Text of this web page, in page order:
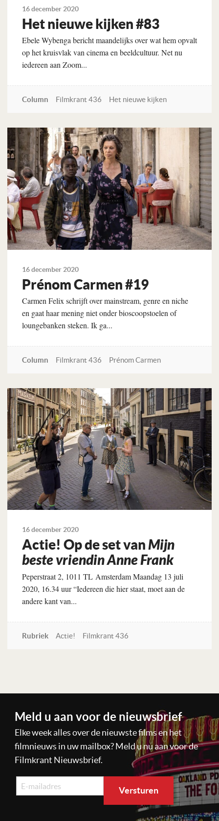
16 december 2020
Het nieuwe kijken #83
Ebele Wybenga bericht maandelijks over wat hem opvalt
op het kruisvlak van cinema en beeldcultuur. Net nu
iedereen aan Zoom...
Column Filmkrant 436 Het nieuwe kijken
Lees verder
16 december 2020
Prénom Carmen #19
Carmen Felix schrijft over mainstream, genre en niche
en gaat haar mening niet onder bioscoopstoelen of
loungebanken steken. Ik ga...
Column Filmkrant 436 Prénom Carmen
Lees verder
16 december 2020
Actie! Op de set vanMijn
beste vriendin Anne Frank
Peperstraat 2, 1011 TL Amsterdam Maandag 13 juli
2020, 16.34 uur “Iedereen die hier staat, moet aan de
andere kant van...
Rubriek Actie! Filmkrant 436
Meld u aan voor de nieuwsbrief
Elke week alles over de nieuwste films en het
filmnieuws in uw mailbox? Meld u nu aan voor de
Filmkrant Nieuwsbrief.